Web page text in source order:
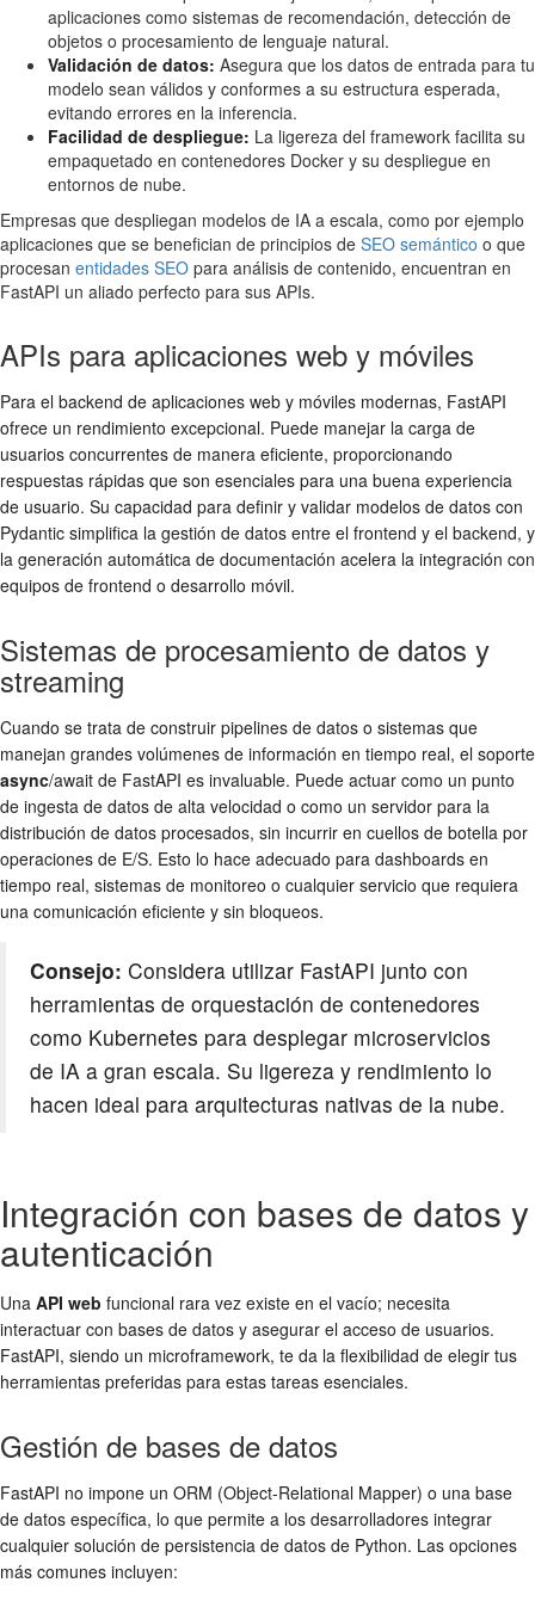
aplicaciones como sistemas de recomendación, detección de
objetos o procesamiento de lenguaje natural.
Validación de datos: Asegura que los datos de entrada para tu
modelo sean válidos y conformes a su estructura esperada,
evitando errores en la inferencia.
Facilidad de despliegue: La ligereza del framework facilita su
empaquetado en contenedores Docker y su despliegue en
entornos de nube.
Empresas que despliegan modelos de IA a escala, como por ejemplo
aplicaciones que se benefician de principios de SEO semántico o que
procesan entidades SEO para análisis de contenido, encuentran en
FastAPI un aliado perfecto para sus APIs.
APIs para aplicaciones web y móviles
Para el backend de aplicaciones web y móviles modernas, FastAPI
ofrece un rendimiento excepcional. Puede manejar la carga de
usuarios concurrentes de manera eficiente, proporcionando
respuestas rápidas que son esenciales para una buena experiencia
de usuario. Su capacidad para definir y validar modelos de datos con
Pydantic simplifica la gestión de datos entre el frontend y el backend, y
la generación automática de documentación acelera la integración con
equipos de frontend o desarrollo móvil.
Sistemas de procesamiento de datos y
streaming
Cuando se trata de construir pipelines de datos o sistemas que
manejan grandes volúmenes de información en tiempo real, el soporte
async/await de FastAPI es invaluable. Puede actuar como un punto
de ingesta de datos de alta velocidad o como un servidor para la
distribución de datos procesados, sin incurrir en cuellos de botella por
operaciones de E/S. Esto lo hace adecuado para dashboards en
tiempo real, sistemas de monitoreo o cualquier servicio que requiera
una comunicación eficiente y sin bloqueos.
Consejo: Considera utilizar FastAPI junto con
herramientas de orquestación de contenedores
como Kubernetes para desplegar microservicios
de IA a gran escala. Su ligereza y rendimiento lo
hacen ideal para arquitecturas nativas de la nube.
Integración con bases de datos y
autenticación
Una API web funcional rara vez existe en el vacío; necesita
interactuar con bases de datos y asegurar el acceso de usuarios.
FastAPI, siendo un microframework, te da la flexibilidad de elegir tus
herramientas preferidas para estas tareas esenciales.
Gestión de bases de datos
FastAPI no impone un ORM (Object-Relational Mapper) o una base
de datos específica, lo que permite a los desarrolladores integrar
cualquier solución de persistencia de datos de Python. Las opciones
más comunes incluyen: